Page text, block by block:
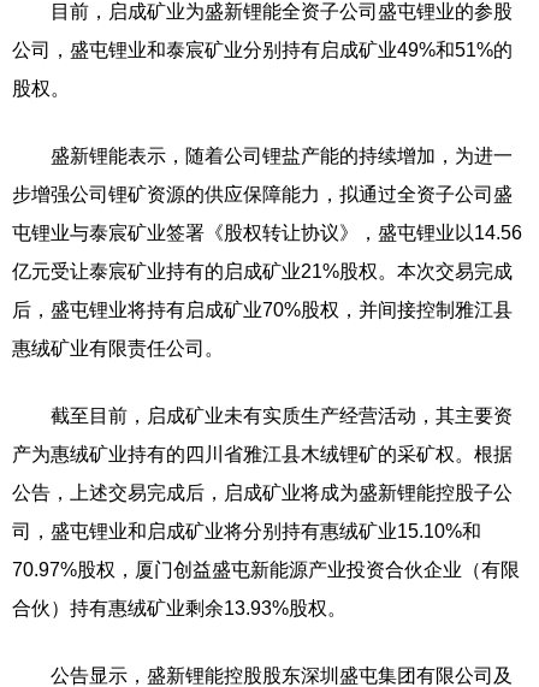
目前，启成矿业为盛新锂能全资子公司盛屯锂业的参股
公司，盛屯锂业和泰宸矿业分别持有启成矿业49%和51%的
股权。
盛新锂能表示，随着公司锂盐产能的持续增加，为进一
步增强公司锂矿资源的供应保障能力，拟通过全资子公司盛
屯锂业与泰宸矿业签署《股权转让协议》，盛屯锂业以14.56
亿元受让泰宸矿业持有的启成矿业21%股权。本次交易完成
后，盛屯锂业将持有启成矿业70%股权，并间接控制雅江县
惠绒矿业有限责任公司。
截至目前，启成矿业未有实质生产经营活动，其主要资
产为惠绒矿业持有的四川省雅江县木绒锂矿的采矿权。根据
公告，上述交易完成后，启成矿业将成为盛新锂能控股子公
司，盛屯锂业和启成矿业将分别持有惠绒矿业15.10%和
70.97%股权，厦门创益盛屯新能源产业投资合伙企业（有限
合伙）持有惠绒矿业剩余13.93%股权。
公告显示，盛新锂能控股股东深圳盛屯集团有限公司及